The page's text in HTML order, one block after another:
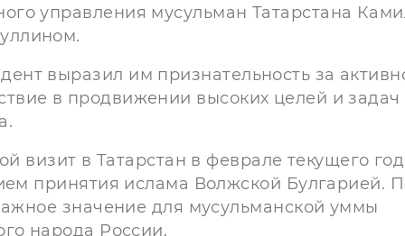
управления мусульман Татарстана
выразил им признательность за
в продвижении высоких целей и задач
визит в Татарстан в феврале текущего
принятия ислама Волжской Булгарией.
значение для мусульманской уммы
народа России.